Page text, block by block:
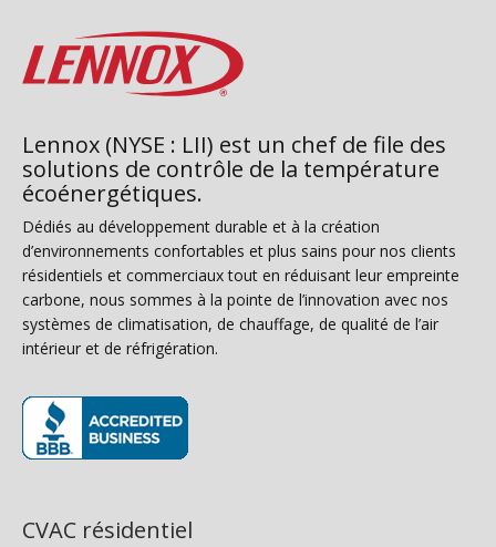
Lennox (NYSE : LII) est un chef de file des
solutions de contrôle de la température
écoénergétiques.
Dédiés au développement durable et à la création
d’environnements confortables et plus sains pour nos clients
résidentiels et commerciaux tout en réduisant leur empreinte
carbone, nous sommes à la pointe de l’innovation avec nos
systèmes de climatisation, de chauffage, de qualité de l’air
intérieur et de réfrigération.
CVAC résidentiel